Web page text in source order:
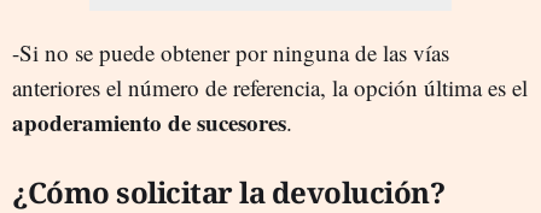
-Si no se puede obtener por ninguna de las vías
anteriores el número de referencia, la opción última es el
apoderamiento de sucesores.
¿Cómo solicitar la devolución?